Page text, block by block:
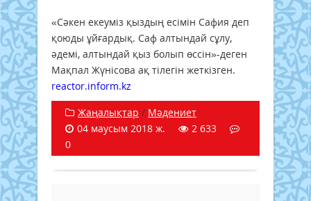
«Сәкен екеуміз қыздың есімін Сафия деп
қоюды ұйғардық. Саф алтындай сұлу,
әдемі, алтындай қыз болып өссін»-деген
Мақпал Жүнісова ақ тілегін жеткізген.
reactor.inform.kz
Жаңалықтар / Мәдениет
04 маусым 2018 ж.
2 633
0